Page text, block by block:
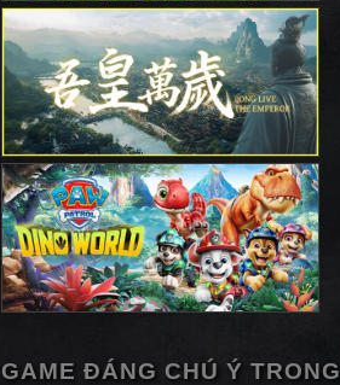
GAME ĐÁNG CHÚ Ý TRONG